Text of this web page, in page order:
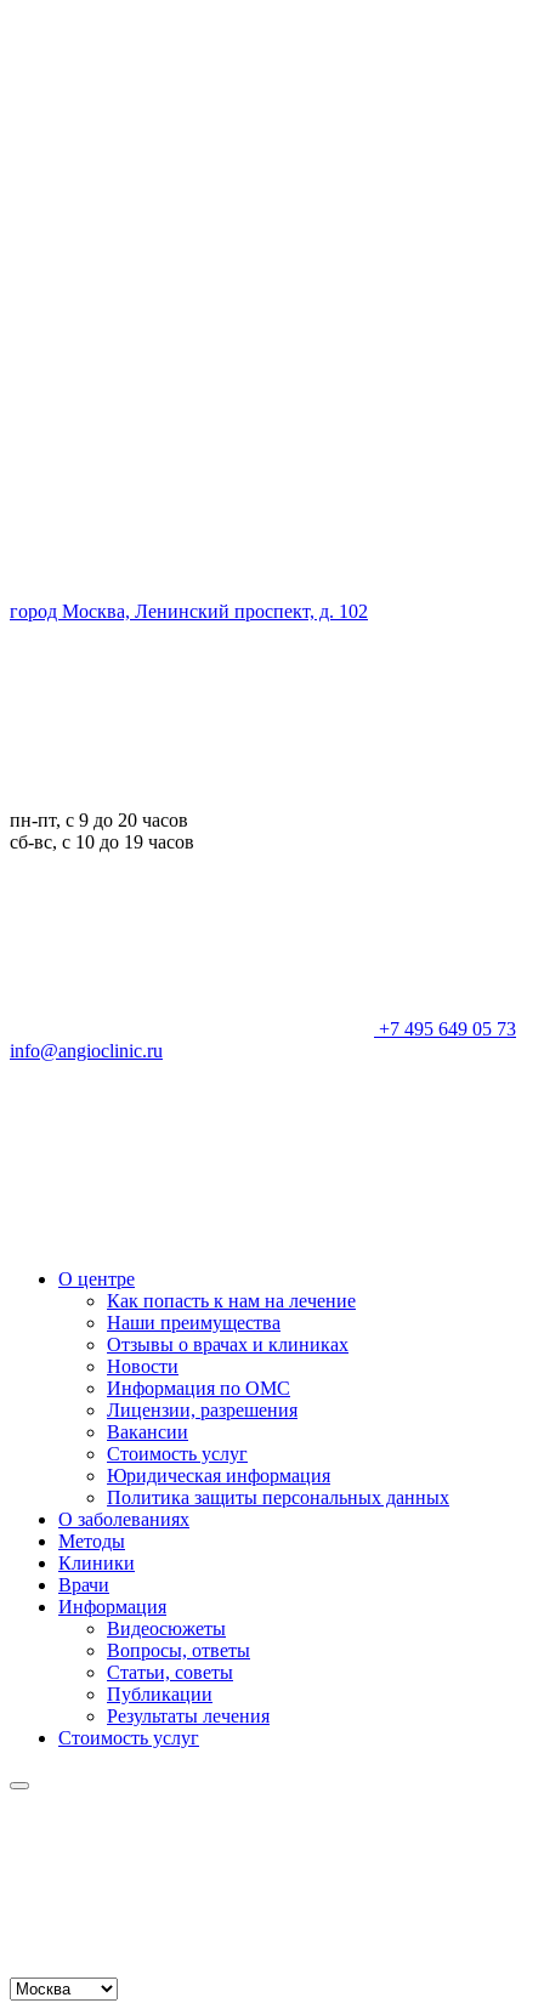
город Москва, Ленинский проспект, д. 102
пн-пт, с 9 до 20 часов
сб-вс, с 10 до 19 часов
+7 495 649 05 73
info@angioclinic.ru
О центре
Как попасть к нам на лечение
Наши преимущества
Отзывы о врачах и клиниках
Новости
Информация по ОМС
Лицензии, разрешения
Вакансии
Стоимость услуг
Юридическая информация
Политика защиты персональных данных
О заболеваниях
Методы
Клиники
Врачи
Информация
Видеосюжеты
Вопросы, ответы
Статьи, советы
Публикации
Результаты лечения
Стоимость услуг